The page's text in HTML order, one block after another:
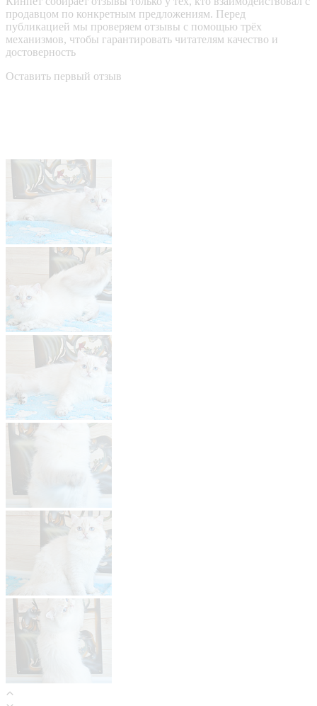
продавцом по конкретным предложениям. Перед
публикацией мы проверяем отзывы с помощью трёх
механизмов, чтобы гарантировать читателям качество и
достоверность
Оставить первый отзыв